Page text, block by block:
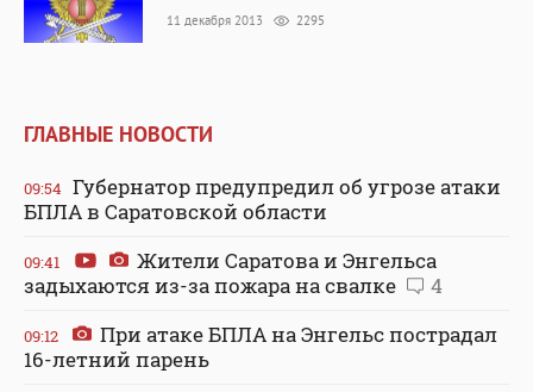
11 декабря 2013 2295
ГЛАВНЫЕ НОВОСТИ
09:54 Губернатор предупредил об угрозе атаки
БПЛА в Саратовской области
09:41
Жители Саратова и Энгельса
задыхаются из-за пожара на свалке
4
09:12
При атаке БПЛА на Энгельс пострадал
16-летний парень